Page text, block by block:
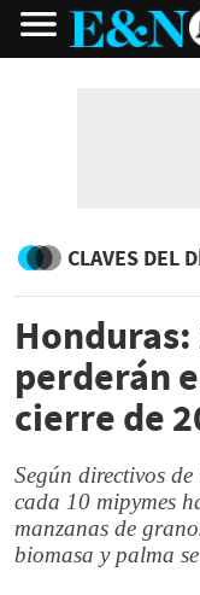
CLAVES DEL
Honduras:
perderán
cierre de
Según directivos
cada 10 mipymes
manzanas de
biomasa y palma